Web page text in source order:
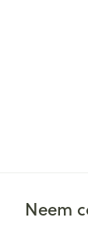
Neem